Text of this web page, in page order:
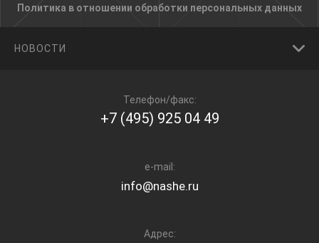
Политика в отношении обработки персональных данных
НОВОСТИ
Телефон/факс:
+7 (495) 925 04 49
e-mail:
info@nashe.ru
Адрес: